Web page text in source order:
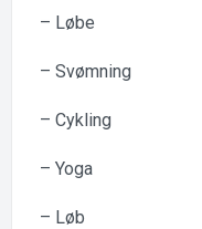
– Løbe
– Svømning
– Cykling
– Yoga
– Løb